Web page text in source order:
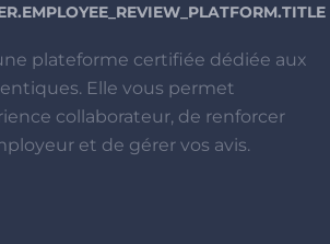
plateforme certifiée dédiée aux
Elle vous permet
collaborateur, de renforcer
et de gérer vos avis.